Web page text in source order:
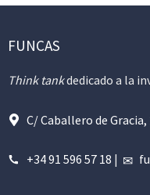
FUNCAS
Think tankdedicado a la
C/ Caballero de
+34 91 596 57 18 |